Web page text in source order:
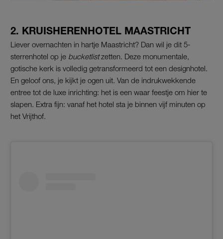
2. KRUISHERENHOTEL MAASTRICHT
Liever overnachten in hartje Maastricht? Dan wil je dit 5-
sterrenhotel op je bucketlistzetten. Deze monumentale,
gotische kerk is volledig getransformeerd tot een designhotel.
En geloof ons, je kijkt je ogen uit. Van de indrukwekkende
entree tot de luxe inrichting: het is een waar feestje om hier te
slapen. Extra fijn: vanaf het hotel sta je binnen vijf minuten op
het Vrijthof.